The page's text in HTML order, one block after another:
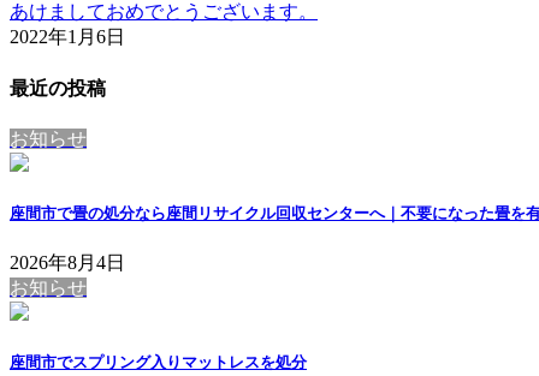
あけましておめでとうございます。
2022年1月6日
最近の投稿
お知らせ
座間市で畳の処分なら座間リサイクル回収センターへ｜不要になった畳を
2026年8月4日
お知らせ
座間市でスプリング入りマットレスを処分